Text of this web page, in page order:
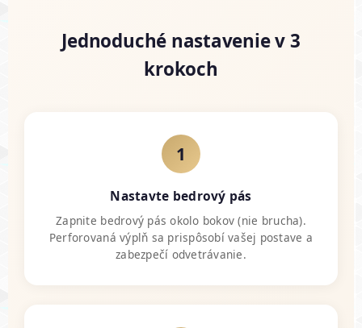
Jednoduché nastavenie v 3
krokoch
1
Nastavte bedrový pás
Zapnite bedrový pás okolo bokov (nie brucha).
Perforovaná výplň sa prispôsobí vašej postave a
zabezpečí odvetrávanie.